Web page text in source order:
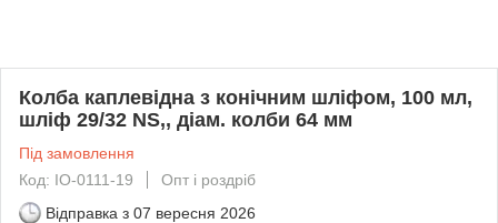
Колба каплевідна з конічним шліфом, 100 мл,
шліф 29/32 NS,, діам. колби 64 мм
Під замовлення
Код: IO-0111-19
Опт і роздріб
Відправка з 07 вересня 2026